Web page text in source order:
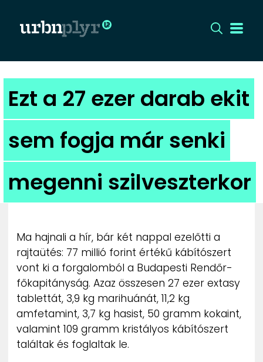
CÍMLAP
DIZÁJN
DIVAT
HIP
UTCA
ZENE
MÉDIAAJÁNLAT
IMPRESSZUM
PR-ARCHÍVUM
ADATKEZELÉSI TÁJÉKOZTATÓ
Ezt a 27 ezer darab ekit
sem fogja már senki
megenni szilveszterkor
Ma hajnali a hír, bár két nappal ezelőtti a
rajtaütés: 77 millió forint értékű kábítószert
vont ki a forgalomból a Budapesti Rendőr-
főkapitányság. Azaz összesen 27 ezer extasy
tablettát, 3,9 kg marihuánát, 11,2 kg
amfetamint, 3,7 kg hasist, 50 gramm kokaint,
valamint 109 gramm kristályos kábítószert
találtak és foglaltak le.